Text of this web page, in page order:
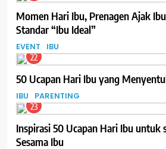
Momen Hari Ibu, Prenagen Ajak
Standar “Ibu Ideal”
EVENT IBU
22
50 Ucapan Hari Ibu yang
IBU PARENTING
23
Inspirasi 50 Ucapan Hari Ibu untuk
Sesama Ibu